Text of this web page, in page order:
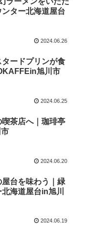
ンター北海道屋台
2024.06.26
タードプリンが食
旭川市
2024.06.25
茶店へ｜珈琲亭
2024.06.20
台を味わう｜緑
海道屋台in旭川
2024.06.19